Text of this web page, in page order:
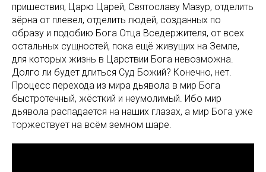
пришествия, Царю Царей, Святославу Мазур, отделить
зёрна от плевел, отделить людей, созданных по
образу и подобию Бога Отца Вседержителя, от всех
остальных сущностей, пока ещё живущих на Земле,
для которых жизнь в Царствии Бога невозможна.
Долго ли будет длиться Суд Божий? Конечно, нет.
Процесс перехода из мира дьявола в мир Бога
быстротечный, жёсткий и неумолимый. Ибо мир
дьявола распадается на наших глазах, а мир Бога уже
торжествует на всём земном шаре.